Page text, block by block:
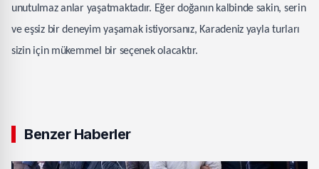
unutulmaz anlar yaşatmaktadır. Eğer doğanın kalbinde sakin, serin
ve eşsiz bir deneyim yaşamak istiyorsanız, Karadeniz yayla turları
sizin için mükemmel bir seçenek olacaktır.
Benzer Haberler